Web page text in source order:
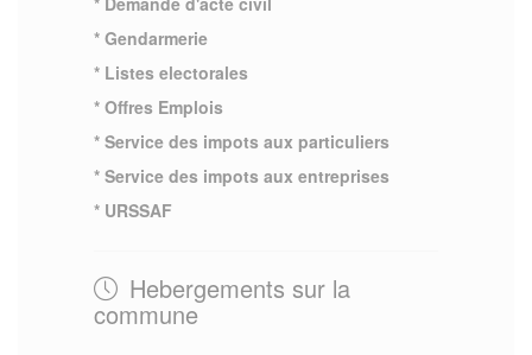
* Gendarmerie
* Listes electorales
* Offres Emplois
* Service des impots aux particuliers
* Service des impots aux entreprises
* URSSAF
Hebergements sur la
commune